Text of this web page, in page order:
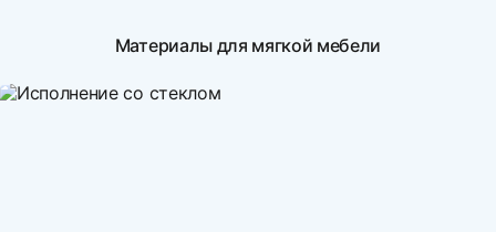
Материалы для мягкой мебели